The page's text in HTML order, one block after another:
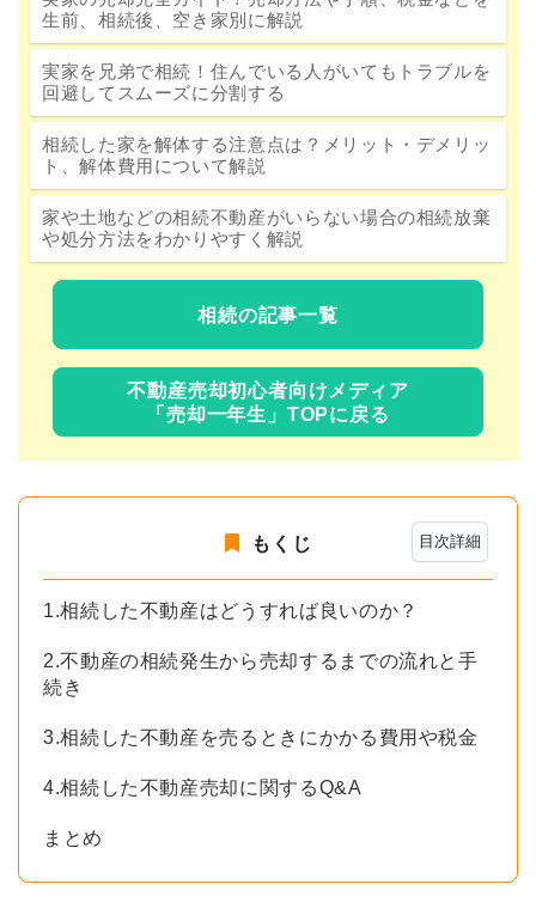
生前、相続後、空き家別に解説
実家を兄弟で相続！住んでいる人がいてもトラブルを
回避してスムーズに分割する
相続した家を解体する注意点は？メリット・デメリッ
ト、解体費用について解説
家や土地などの相続不動産がいらない場合の相続放棄
や処分方法をわかりやすく解説
相続の記事一覧
不動産売却初心者向けメディア
「売却一年生」TOPに戻る
目次詳細
もくじ
1.相続した不動産はどうすれば良いのか？
2.不動産の相続発生から売却するまでの流れと手
続き
3.相続した不動産を売るときにかかる費用や税金
4.相続した不動産売却に関するQ&A
まとめ